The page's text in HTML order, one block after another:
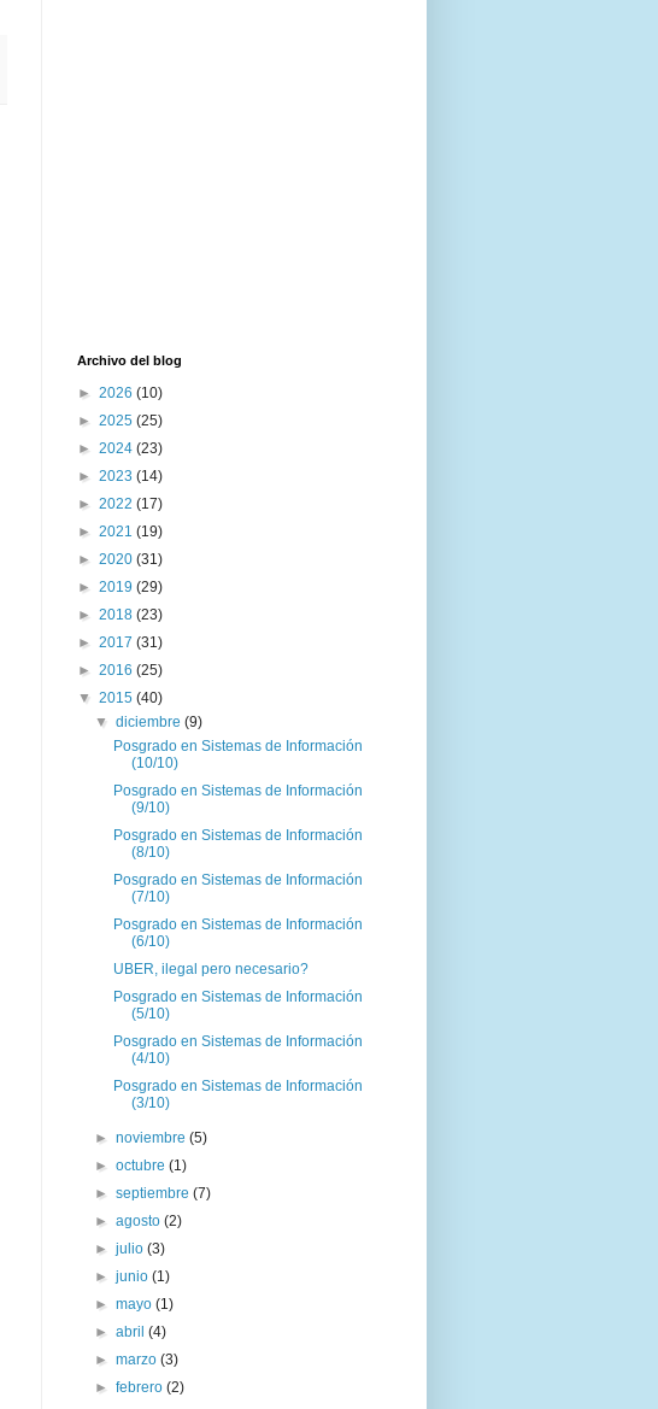
Archivo del blog
► 2026 (10)
► 2025 (25)
► 2024 (23)
► 2023 (14)
► 2022 (17)
► 2021 (19)
► 2020 (31)
► 2019 (29)
► 2018 (23)
► 2017 (31)
► 2016 (25)
▼ 2015 (40)
▼diciembre(9)
Posgrado en Sistemas de Información
(10/10)
Posgrado en Sistemas de Información
(9/10)
Posgrado en Sistemas de Información
(8/10)
Posgrado en Sistemas de Información
(7/10)
Posgrado en Sistemas de Información
(6/10)
UBER, ilegal pero necesario?
Posgrado en Sistemas de Información
(5/10)
Posgrado en Sistemas de Información
(4/10)
Posgrado en Sistemas de Información
(3/10)
►noviembre(5)
►octubre(1)
►septiembre(7)
►agosto(2)
►julio(3)
►junio(1)
►mayo(1)
►abril(4)
►marzo(3)
►febrero(2)